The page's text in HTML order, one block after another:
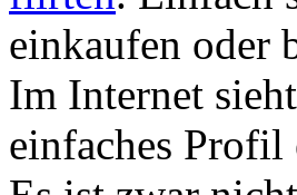
einkaufen oder
Im Internet
einfaches Profil